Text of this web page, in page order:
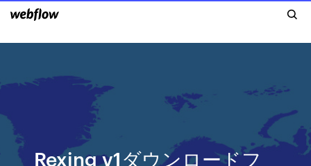
Rexing v1ダウンロードフ